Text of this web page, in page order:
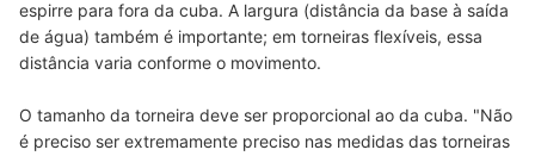
espirre para fora da cuba. A largura (distância da base à saída
de água) também é importante; em torneiras flexíveis, essa
distância varia conforme o movimento.
O tamanho da torneira deve ser proporcional ao da cuba. "Não
é preciso ser extremamente preciso nas medidas das torneiras